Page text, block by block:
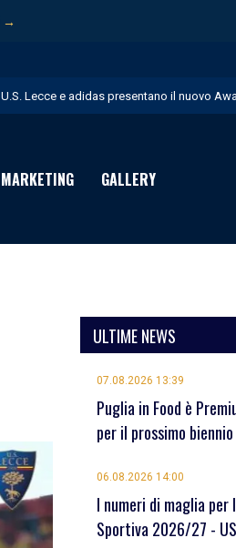
→
U.S. Lecce e adidas presentano il nuovo
Primo allenamento in giallorosso per
I numeri di maglia per la Stagione Sportiva
MARKETING GALLERY
ULTIME NEWS
07.08.2026 13:39
Puglia in Food è
per il prossimo
06.08.2026 14:00
I numeri di maglia per
Sportiva 2026/27 -